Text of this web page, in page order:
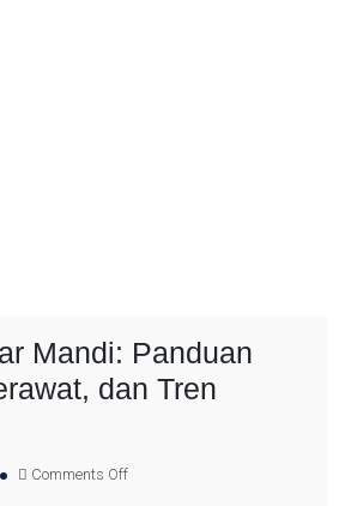
Mandi: Panduan
dan Tren
Comments Off